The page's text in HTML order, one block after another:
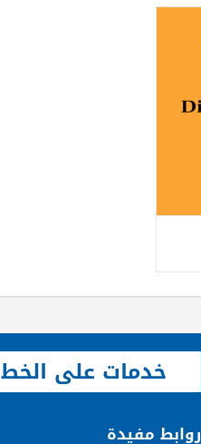
خدمات على الخط
روابط مفيدة